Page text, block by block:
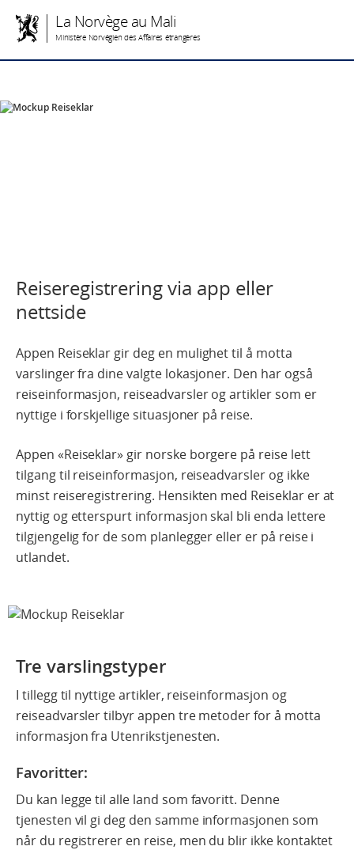
La Norvège au Mali
Ministère Norvégien des Affaires étrangères
Reiseregistrering via app eller
nettside
Appen Reiseklar gir deg en mulighet til å motta
varslinger fra dine valgte lokasjoner. Den har også
reiseinformasjon, reiseadvarsler og artikler som er
nyttige i forskjellige situasjoner på reise.
Appen «Reiseklar» gir norske borgere på reise lett
tilgang til reiseinformasjon, reiseadvarsler og ikke
minst reiseregistrering. Hensikten med Reiseklar er at
nyttig og etterspurt informasjon skal bli enda lettere
tilgjengelig for de som planlegger eller er på reise i
utlandet.
Tre varslingstyper
I tillegg til nyttige artikler, reiseinformasjon og
reiseadvarsler tilbyr appen tre metoder for å motta
informasjon fra Utenrikstjenesten.
Favoritter:
Du kan legge til alle land som favoritt. Denne
tjenesten vil gi deg den samme informasjonen som
når du registrerer en reise, men du blir ikke kontaktet